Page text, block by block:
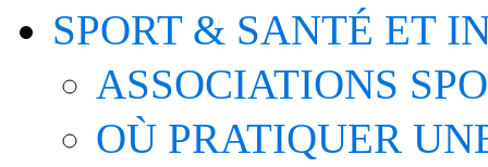
SPORT & SANTÉ ET
ASSOCIATIONS
OÙ PRATIQUER